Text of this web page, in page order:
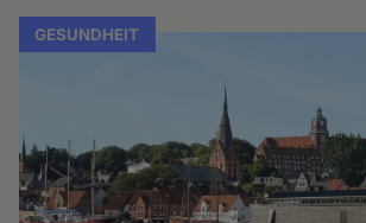
GESUNDHEIT